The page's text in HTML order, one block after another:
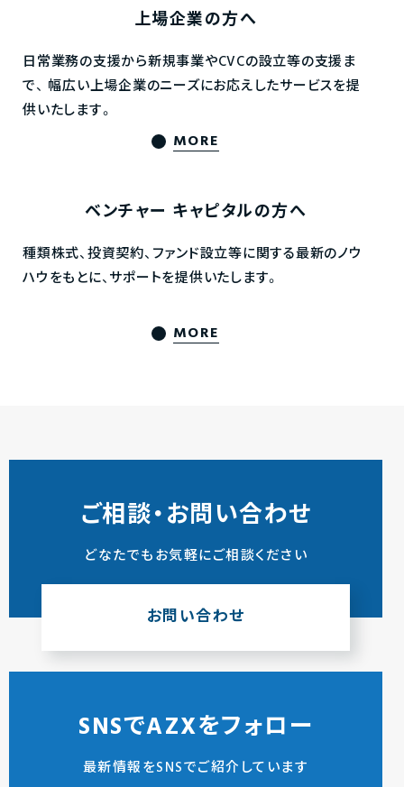
上場企業の方へ
日常業務の支援から新規事業やCVCの設立等の支援ま
で、 幅広い上場企業のニーズにお応えしたサービスを提
供いたします。
MORE
ベンチャー キャピタルの方へ
種類株式、投資契約、ファンド設立等に関する最新のノウ
ハウをもとに、サポートを提供いたします。
MORE
ご相談・お問い合わせ
どなたでもお気軽にご相談ください
お問い合わせ
SNSでAZXをフォロー
最新情報をSNSでご紹介しています